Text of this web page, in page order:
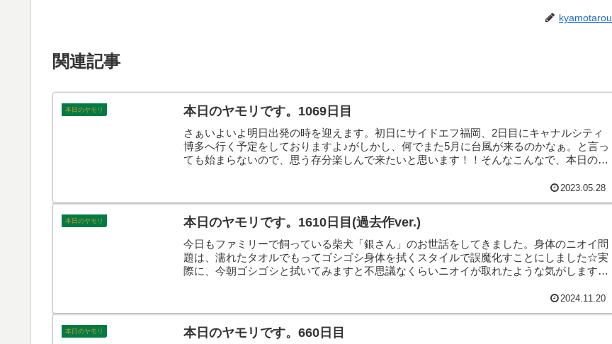
kyamotarou
関連記事
本日のヤモリ 本日のヤモリです。1069日目
さぁいよいよ明日出発の時を迎えます。初日にサイドエフ福岡、2日目にキャナルシティ
博多へ行く予定をしておりますよ♪がしかし、何でまた5月に台風が来るのかなぁ。と言っ
ても始まらないので、思う存分楽しんで来たいと思います！！そんなこんなで、本日のヤ
2023.05.28
本日のヤモリ 本日のヤモリです。1610日目(過去作ver.)
今日もファミリーで飼っている柴犬「銀さん」のお世話をしてきました。身体のニオイ問
題は、濡れたタオルでもってゴシゴシ身体を拭くスタイルで誤魔化すことにしました☆実
際に、今朝ゴシゴシと拭いてみますと不思議なくらいニオイが取れたような気がします。
2024.11.20
本日のヤモリ 本日のヤモリです。660日目